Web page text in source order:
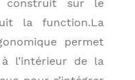
construit sur le
la function.La
permet
l’intérieur de la